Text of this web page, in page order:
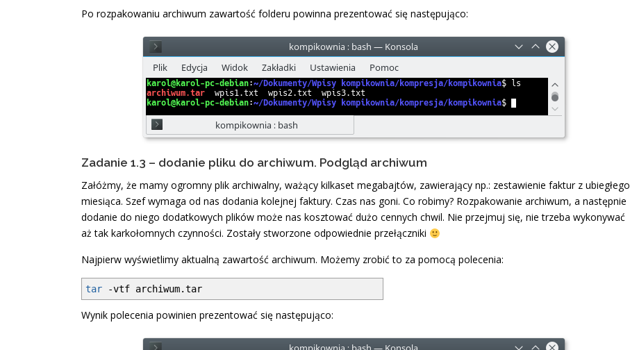
Po rozpakowaniu archiwum zawartość folderu powinna prezentować się następująco:
Zadanie 1.3 – dodanie pliku do archiwum. Podgląd archiwum
Załóżmy, że mamy ogromny plik archiwalny, ważący kilkaset megabajtów, zawierający np.: zestawienie faktur z ubiegłego
miesiąca. Szef wymaga od nas dodania kolejnej faktury. Czas nas goni. Co robimy? Rozpakowanie archiwum, a następnie
dodanie do niego dodatkowych plików może nas kosztować dużo cennych chwil. Nie przejmuj się, nie trzeba wykonywać
aż tak karkołomnych czynności. Zostały stworzone odpowiednie przełączniki
Najpierw wyświetlimy aktualną zawartość archiwum. Możemy zrobić to za pomocą polecenia:
tar -vtf archiwum.tar
Wynik polecenia powinien prezentować się następująco: